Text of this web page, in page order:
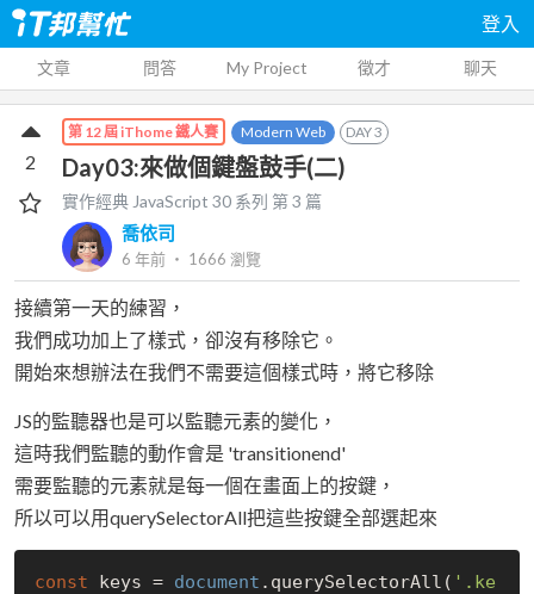
登入
文章 問答 My Project 徵才 聊天
第 12 屆 iThome 鐵人賽 Modern Web DAY3
Day03:來做個鍵盤鼓手(二)
實作經典 JavaScript 30 系列 第3 篇
喬依司
6 年前 ‧ 1666 瀏覽
2
接續第一天的練習，
我們成功加上了樣式，卻沒有移除它。
開始來想辦法在我們不需要這個樣式時，將它移除
JS的監聽器也是可以監聽元素的變化，
這時我們監聽的動作會是 'transitionend'
需要監聽的元素就是每一個在畫面上的按鍵，
所以可以用querySelectorAll把這些按鍵全部選起來
const keys = document .querySelectorAll( '.ke